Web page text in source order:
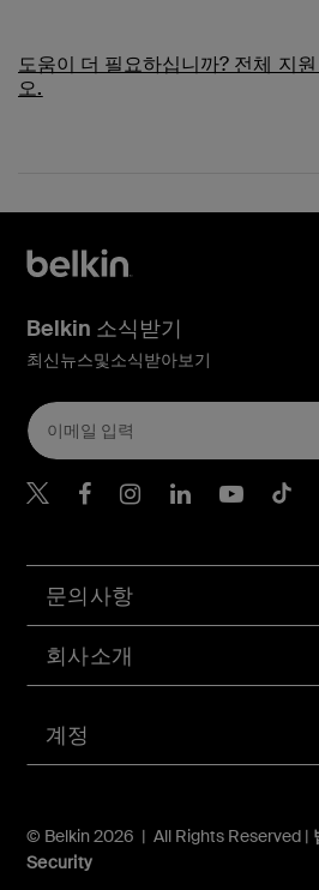
도움이 더 필요하십니까? 전체 지
오.
계정
문의사항
회사소개
© Belkin 2026 | All Rights Reserved |
Security
Belkin 소식받기
최신뉴스및소식받아보기
Belkin Twitter